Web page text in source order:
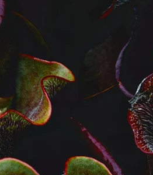
con cornice
Pop Art
WhiteWall Design
Edition by Studio
Besau-Marguerre